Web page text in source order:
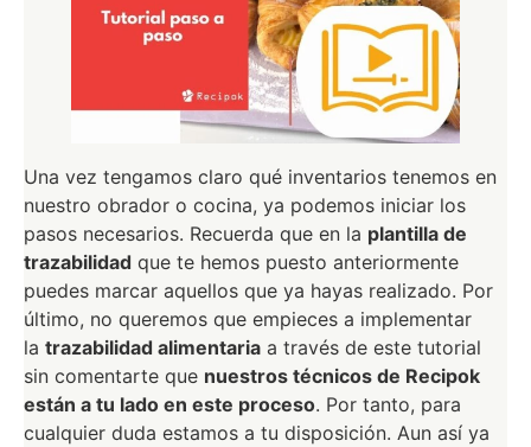
Una vez tengamos claro qué inventarios tenemos en
nuestro obrador o cocina, ya podemos iniciar los
pasos necesarios. Recuerda que en la plantilla de
trazabilidad que te hemos puesto anteriormente
puedes marcar aquellos que ya hayas realizado. Por
último, no queremos que empieces a implementar
la trazabilidad alimentaria a través de este tutorial
sin comentarte que nuestros técnicos de Recipok
están a tu lado en este proceso. Por tanto, para
cualquier duda estamos a tu disposición. Aun así ya